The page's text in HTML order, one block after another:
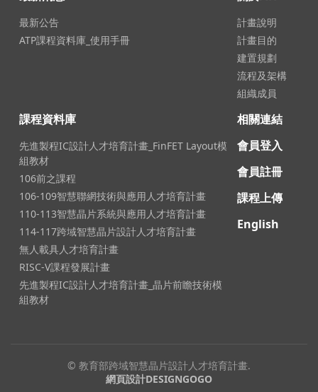
最新公告
ATP課程資料庫_使用手冊
計畫說明
計畫目的
建置規劃
流程及架構
組織成員
課程資料庫
先進製程IC設計人才培育計畫_FinFET Layout模
組教材
106前之課程
106-109智慧聯網技術與應用人才培育計畫
110-113智慧晶片系統與應用人才培育計畫
114-117跨域智慧晶片設計人才培育計畫
無人載具人才培育計畫
RISC-V課程發展計畫
先進製程IC設計人才培育計畫_晶片前瞻技術模
組教材
相關連結
會員登入
會員註冊
課程上傳
English
© 教育部跨域智慧晶片設計人才培育計畫.
網頁設計DESIGNGOGO